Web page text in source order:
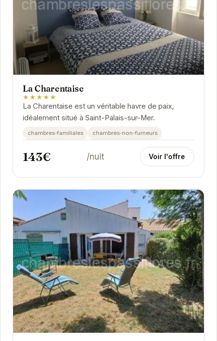
La Charentaise
★★★★★
La Charentaise est un véritable havre de paix,
idéalement situé à Saint-Palais-sur-Mer.
chambres-familiales chambres-non-fumeurs
143€ /nuit Voir l'offre